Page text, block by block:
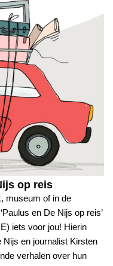
op reis
museum of in de
en De Nijs op reis’
iets voor jou! Hierin
en journalist Kirsten
verhalen over hun